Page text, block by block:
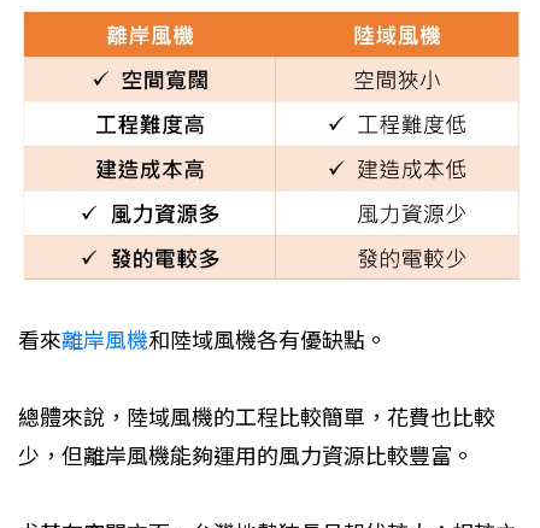
看來離岸風機和陸域風機各有優缺點。
總體來說，陸域風機的工程比較簡單，花費也比較
少，但離岸風機能夠運用的風力資源比較豐富。